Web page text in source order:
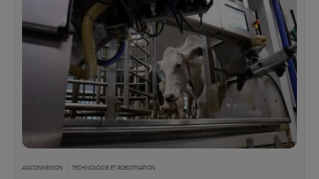
AGCONNEXION TECHNOLOGIE ET ROBOTISATION